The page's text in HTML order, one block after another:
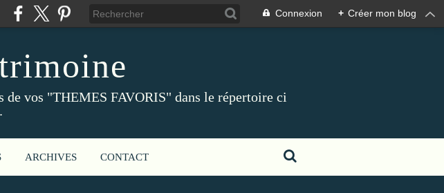
Connexion + Créer mon blog
de vos "THEMES FAVORIS" dans le répertoire ci
ARCHIVES CONTACT